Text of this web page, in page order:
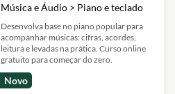
Música e Áudio > Piano e teclado
Desenvolva base no piano popular para
acompanhar músicas: cifras, acordes,
leitura e levadas na prática. Curso online
gratuito para começar do zero.
Novo